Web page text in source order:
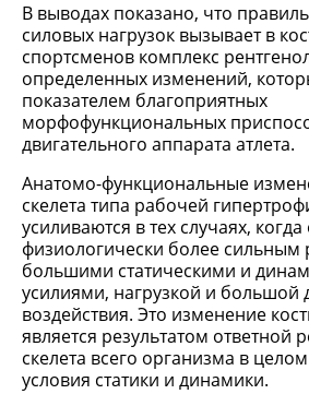
В выводах показано, что
силовых нагрузок вызывает в
спортсменов комплекс
определенных изменений,
показателем благоприятных
морфофункциональных
двигательного аппарата атлета.
Анатомо-функциональные
скелета типа рабочей
усиливаются в тех случаях,
физиологически более сильным
большими статическими и
усилиями, нагрузкой и большой
воздействия. Это изменение
является результатом ответной
скелета всего организма в
условия статики и динамики.